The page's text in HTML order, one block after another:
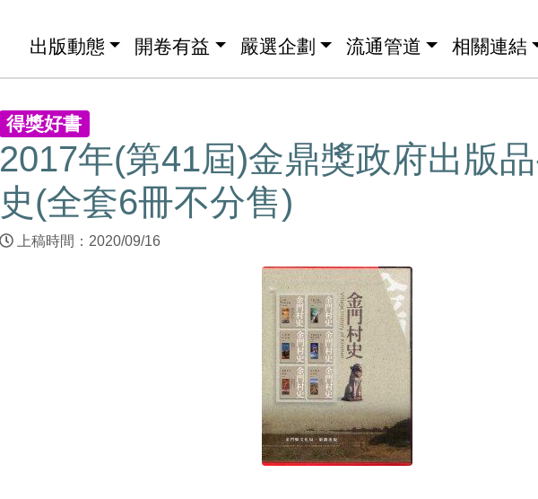
出版動態 開卷有益 嚴選企劃 流通管道 相關連結
得獎好書
2017年(第41屆)金鼎獎政府出版
史(全套6冊不分售)
上稿時間：2020/09/16